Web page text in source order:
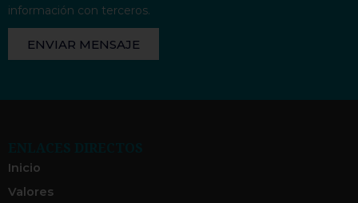
información con terceros.
ENVIAR MENSAJE
Inicio
Valores